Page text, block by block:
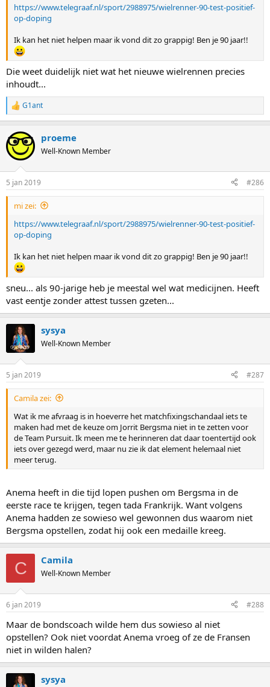
https://www.telegraaf.nl/sport/2988975/wielrenner-90-test-positief-
op-doping
Ik kan het niet helpen maar ik vond dit zo grappig! Ben je 90 jaar!!
Die weet duidelijk niet wat het nieuwe wielrennen precies
inhoudt...
R
e
c
t
i
n
s
:
G1ant
proeme
Well-Known Member
5 jan 2019 #286
mi zei:
https://www.telegraaf.nl/sport/2988975/wielrenner-90-test-positief-
op-doping
Ik kan het niet helpen maar ik vond dit zo grappig! Ben je 90 jaar!!
sneu... als 90-jarige heb je meestal wel wat medicijnen. Heeft
vast eentje zonder attest tussen gzeten...
sysya
Well-Known Member
5 jan 2019 #287
Camila zei:
Wat ik me afvraag is in hoeverre het matchfixingschandaal iets te
maken had met de keuze om Jorrit Bergsma niet in te zetten voor
de Team Pursuit. Ik meen me te herinneren dat daar toentertijd ook
iets over gezegd werd, maar nu zie ik dat element helemaal niet
meer terug.
Anema heeft in die tijd lopen pushen om Bergsma in de
eerste race te krijgen, tegen tada Frankrijk. Want volgens
Anema hadden ze sowieso wel gewonnen dus waarom niet
Bergsma opstellen, zodat hij ook een medaille kreeg.
C Camila
Well-Known Member
6 jan 2019 #288
Maar de bondscoach wilde hem dus sowieso al niet
opstellen? Ook niet voordat Anema vroeg of ze de Fransen
niet in wilden halen?
sysya